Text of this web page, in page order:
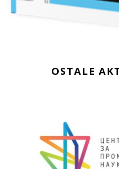
OSTALE